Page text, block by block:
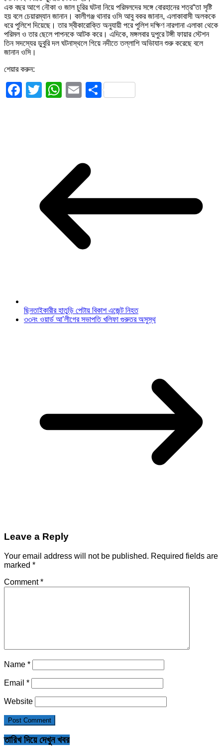
এক বছর আগে নৌকা ও জাল চুরির ঘটনা নিয়ে পরিমলদের সঙ্গে বোরহানের শত্র“তা সৃষ্টি
হয় বলে চেয়ারম্যান জানান। কালীগঞ্জ থানার ওসি আবু বকর জানান, এলাকাবাসী অলককে
ধরে পুলিশে দিয়েছে। তার স্বীকারোক্তি অনুযায়ী পরে পুলিশ দক্ষিণ নারগানা এলাকা থেকে
পরিমল ও তার ছেলে পাপনকে আটক করে। এদিকে, মঙ্গলবার দুপুরে টঙ্গী ফায়ার স্টেশন
তিন সদস্যের ডুবুরি দল ঘটনাস্থলে গিয়ে নদীতে তল্লাশি অভিাযান শুরু করেছে বলে
জানান ওসি।
শেয়ার করুন:
Facebook
TwitterWhatsApp
EmailShare
ছিনতাইকারীর হাতুড়ি পেটায় বিকাশ এজেন্ট নিহত
৩৩নং ওয়ার্ড আ’লীগের সভাপতি খলিফা গুরুতর অসুস্থ
Leave a Reply
Your email address will not be published. Required fields are
marked *
Comment*
Name *
Email *
Website
তারিখ দিয়ে দেখুন খবর